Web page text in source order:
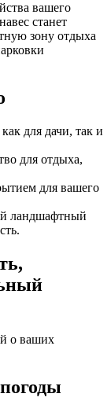
вашего
станет
зону отдыха
для дачи, так и
для отдыха,
для вашего
ландшафтный
о ваших